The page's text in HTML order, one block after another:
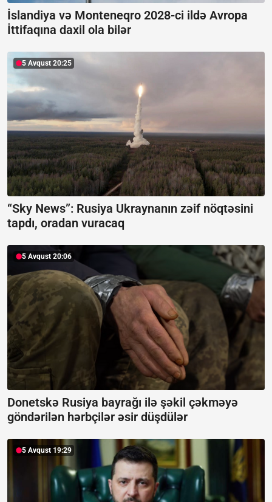
İslandiya və Monteneqro 2028-ci ildə Avropa
İttifaqına daxil ola bilər
5 Avqust 20:25
“Sky News”: Rusiya Ukraynanın zəif nöqtəsini
tapdı, oradan vuracaq
5 Avqust 20:06
Donetskə Rusiya bayrağı ilə şəkil çəkməyə
göndərilən hərbçilər əsir düşdülər
5 Avqust 19:29